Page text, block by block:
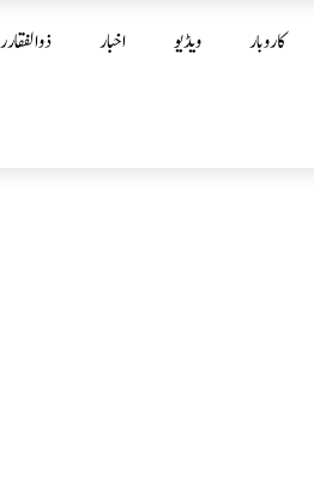
اخبار ویڈیو کاروبار